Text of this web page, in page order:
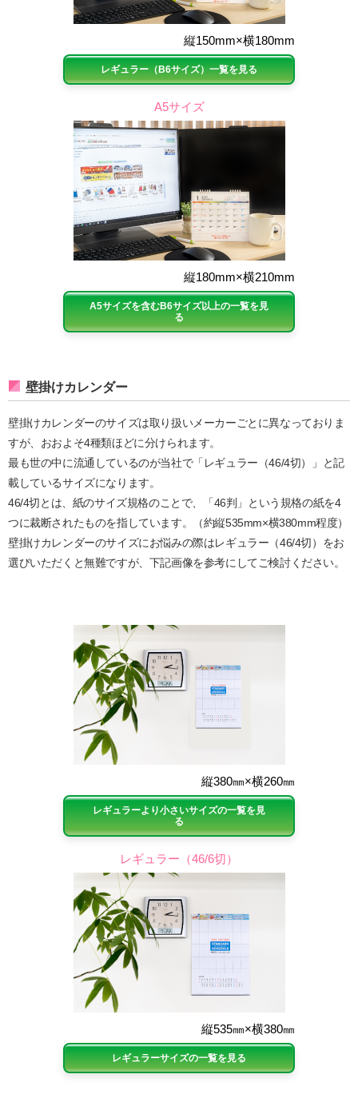
縦150mm×横180mm
レギュラー（B6サイズ）一覧を見る
A5サイズ
縦180mm×横210mm
A5サイズを含むB6サイズ以上の一覧を見
る
壁掛けカレンダー
壁掛けカレンダーのサイズは取り扱いメーカーごとに異なっておりま
すが、おおよそ4種類ほどに分けられます。
最も世の中に流通しているのが当社で「レギュラー（46/4切）」と記
載しているサイズになります。
46/4切とは、紙のサイズ規格のことで、「46判」という規格の紙を4
つに裁断されたものを指しています。（約縦535mm×横380mm程度）
壁掛けカレンダーのサイズにお悩みの際はレギュラー（46/4切）をお
選びいただくと無難ですが、下記画像を参考にしてご検討ください。
縦380㎜×横260㎜
レギュラーより小さいサイズの一覧を見
る
レギュラー（46/6切）
縦535㎜×横380㎜
レギュラーサイズの一覧を見る